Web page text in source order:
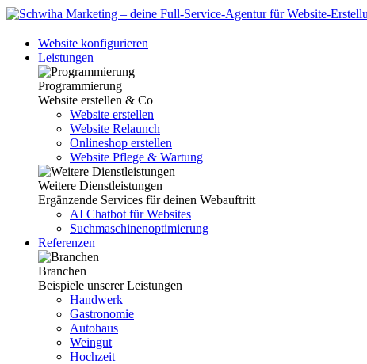
Website konfigurieren
Leistungen
Programmierung
Website erstellen & Co
Website erstellen
Website Relaunch
Onlineshop erstellen
Website Pflege & Wartung
Weitere Dienstleistungen
Ergänzende Services für deinen Webauftritt
AI Chatbot für Websites
Suchmaschinenoptimierung
Referenzen
Branchen
Beispiele unserer Leistungen
Handwerk
Gastronomie
Autohaus
Weingut
Hochzeit